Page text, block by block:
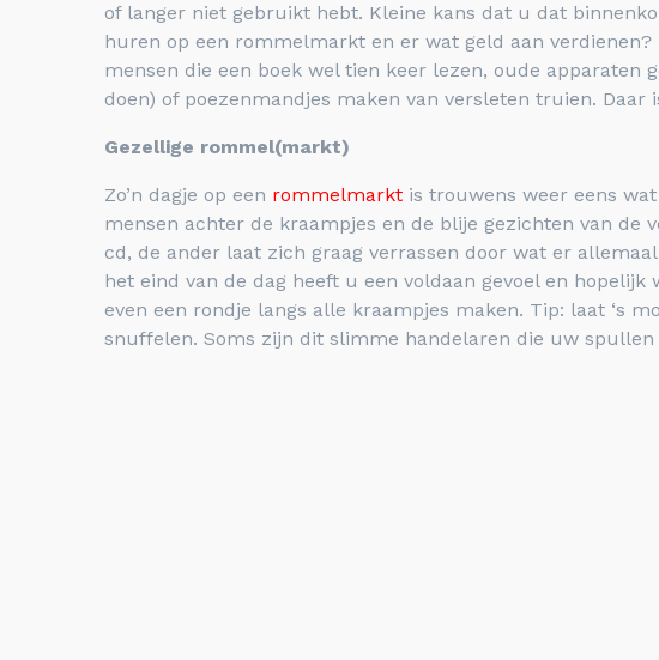
of langer niet gebruikt hebt. Kleine kans dat u dat
huren op een rommelmarkt en er wat geld aan
mensen die een boek wel tien keer lezen, oude apparaten
doen) of poezenmandjes maken van versleten truien.
Gezellige rommel(markt)
Zo’n dagje op een rommelmarkt is trouwens weer eens
mensen achter de kraampjes en de blije gezichten van de
cd, de ander laat zich graag verrassen door wat er
het eind van de dag heeft u een voldaan gevoel en
even een rondje langs alle kraampjes maken. Tip: laat ‘s
snuffelen. Soms zijn dit slimme handelaren die uw